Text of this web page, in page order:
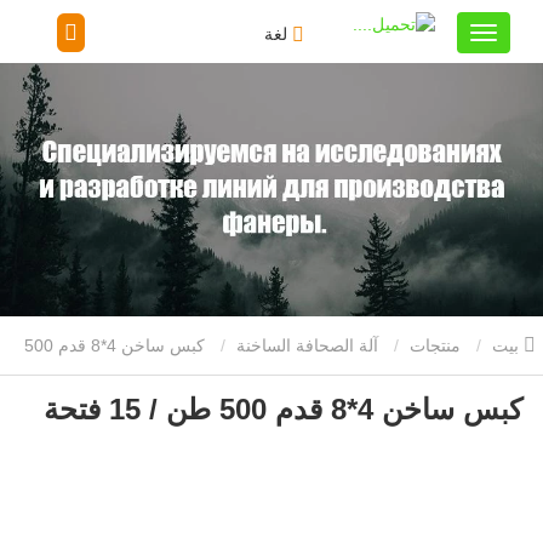
لغة
منتجات آلة الصحافة الساخنة كبس ساخن 4*8 قدم 500
طن / 15 فتحة
كبس ساخن 4*8 قدم 500 طن / 15 فتحة